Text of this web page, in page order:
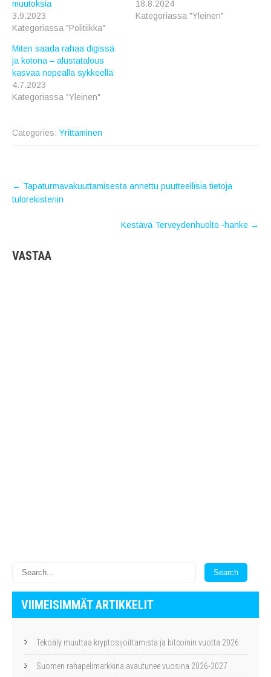
muutoksia
3.9.2023
Kategoriassa "Politiikka"
18.8.2024
Kategoriassa "Yleinen"
Miten saada rahaa digissä
ja kotona – alustatalous
kasvaa nopealla sykkeellä
4.7.2023
Kategoriassa "Yleinen"
Categories: Yrittäminen
POST
NAVIGATION
← Tapaturmavakuuttamisesta annettu puutteellisia tietoja
tulorekisteriin
Kestävä Terveydenhuolto -hanke →
VASTAA
VIIMEISIMMÄT ARTIKKELIT
Tekoäly muuttaa kryptosijoittamista ja bitcoinin vuotta 2026
Suomen rahapelimarkkina avautunee vuosina 2026-2027